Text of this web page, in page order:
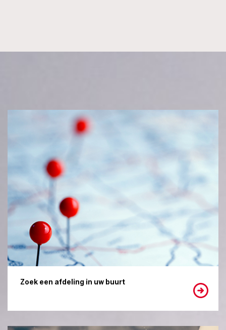
Zoek een afdeling in uw buurt